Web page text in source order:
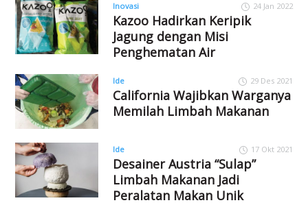
Inovasi 24 Jan 2022
Kazoo Hadirkan Keripik
Jagung dengan Misi
Penghematan Air
Ide 29 Des 2021
California Wajibkan Warganya
Memilah Limbah Makanan
Ide 17 Okt 2021
Desainer Austria “Sulap”
Limbah Makanan Jadi
Peralatan Makan Unik